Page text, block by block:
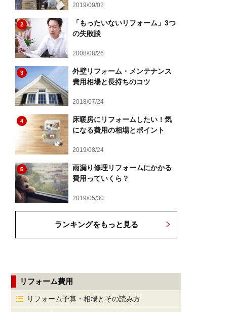
2019/09/02
2
「もったいないリフォーム」3つ
の失敗談
2008/08/26
3
外壁リフォーム・メンテナンス
費用相場と長持ちのコツ
2018/07/24
4
床暖房にリフォームしたい！気
になる費用の相場とポイント
2019/08/24
5
雨漏り修理リフォームにかかる
費用っていくら？
2019/05/30
ランキングをもっと見る
リフォーム費用
リフォーム予算・相場とその読み方